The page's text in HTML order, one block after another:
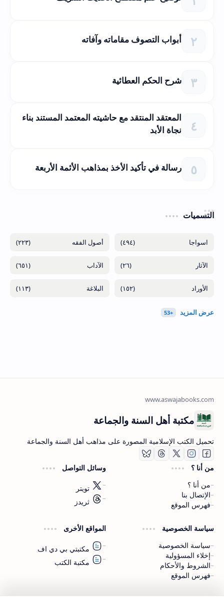
أبواب التصوف مقاماته وآفاته
شرح الحكم العطائية
المعتقد المنتقد مع حاشيته المعتمد المستند بناء
نجاة الأبد
رسالة في تأكيد الأخذ بمذاهب الأئمة الأربعة
التسميات
(٤٩٤) (٢٢٣)
(٢٦) (٦٥١)
(١٥٢) (١١٣)
اشترك الآن
اشترك في قناتنا على تليجرام
مكتبة أهل السنة والجماعة
تحميل الكتب الإسلامية المصورة على مذاهب أهل السنة والجماعة
من أنا ؟
من أنا ؟
الإتصال بنا
فهرس الموقع
وسائل التواصل
تويتر
ثريدز
سياسة الخصوصية
سياسة الخصوصية
إخلاء المسؤولية
الشروط والأحكام
فهرس الموقع
المواقع الأخرى
مكتبتي بي دي اف
مكتبة الكتب